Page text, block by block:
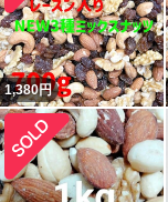
1,380円